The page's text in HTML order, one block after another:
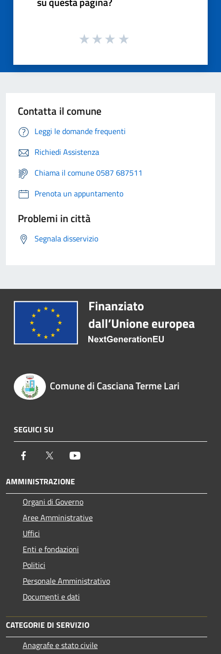
Contatta il comune
Leggi le domande frequenti
Richiedi Assistenza
Chiama il comune 0587 687511
Prenota un appuntamento
Problemi in città
Segnala disservizio
Comune di Casciana Terme Lari
SEGUICI SU
Facebook Twitter
AMMINISTRAZIONE
Organi di Governo
Aree Amministrative
Uffici
Enti e fondazioni
Politici
Personale Amministrativo
Documenti e dati
CATEGORIE DI SERVIZIO
Anagrafe e stato civile